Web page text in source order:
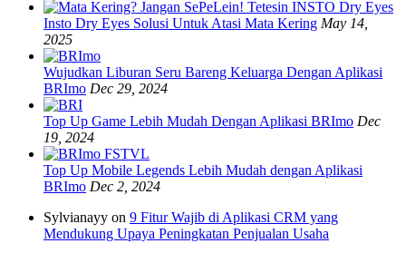
Insto Dry Eyes Solusi Untuk Atasi Mata Kering May 14,
2025
Wujudkan Liburan Seru Bareng Keluarga Dengan Aplikasi
BRImo Dec 29, 2024
Top Up Game Lebih Mudah Dengan Aplikasi BRImo Dec
19, 2024
Top Up Mobile Legends Lebih Mudah dengan Aplikasi
BRImo Dec 2, 2024
Sylvianayy on 9 Fitur Wajib di Aplikasi CRM yang
Mendukung Upaya Peningkatan Penjualan Usaha